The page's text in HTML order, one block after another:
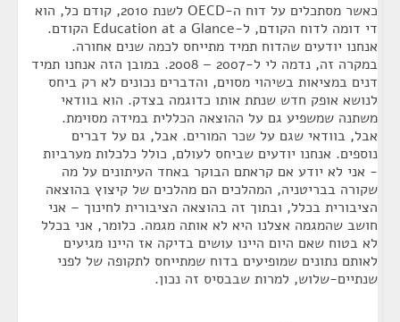
כאשר מסתכלים על דוח ה-OECD לשנת 2010, קודם כל, הוא
די דומה לדוח הקודם, ל-Education at a Glance הקודם.
אנחנו יודעים שהדוח תמיד מתייחס לכמה שנים אחורה.
במקרה זה, נדמה לי ל-2007 – 2008. במובן הזה אנחנו תמיד
דנים במציאות בשיהוי מסוים, והדברים נכונים לא רק ביחס
לנושא אופק חדש שנתת אותו כדוגמה בצדק. הוא בוודאי
משתנה שמשפיע גם על ההוצאה הכללית במידה מסוימת.
אבל, בוודאי שגם על שכר המורים. אבל, גם על דברים
נוספים. אנחנו יודעים שביחס לעולם, כולל כלכלות מערביות
- אני לא יודע אם קראתם הבוקר באחד העיתונים על מה
שקורה בבריטניה, המהלכים הם מהלכים של קיצוץ בהוצאה
הציבורית בכלל, ובתוך זה בהוצאה הציבורית לחינוך – אני
חושב שהמגמה אצלנו היא לא אותה מגמה. כלומר, אני בכלל
לא בטוח שאם היום היינו עושים בדיקה אז היינו מגיעים
לאותם נתונים שמופיעים בדוח שמתייחס לתקופה של לפני
שנתיים-שלוש, למרות שבבסיס זה נכון.